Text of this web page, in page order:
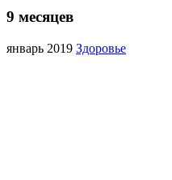
9 месяцев
январь 2019 Здоровье